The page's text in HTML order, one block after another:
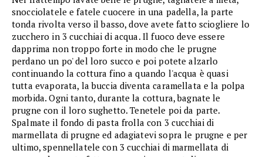
snocciolatele e fatele cuocere in una padella, la parte
tonda rivolta verso il basso, dove avete fatto sciogliere lo
zucchero in 3 cucchiai di acqua. Il fuoco deve essere
dapprima non troppo forte in modo che le prugne
perdano un po' del loro succo e poi potete alzarlo
continuando la cottura fino a quando l'acqua è quasi
tutta evaporata, la buccia diventa caramellata e la polpa
morbida. Ogni tanto, durante la cottura, bagnate le
prugne con il loro sughetto. Tenetele poi da parte.
Spalmate il fondo di pasta frolla con 3 cucchiai di
marmellata di prugne ed adagiatevi sopra le prugne e per
ultimo, spennellatele con 3 cucchiai di marmellata di